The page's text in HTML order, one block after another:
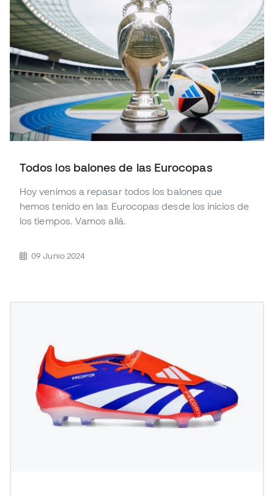
Todos los balones de las Eurocopas
Hoy venimos a repasar todos los balones que
hemos tenido en las Eurocopas desde los inicios de
los tiempos. Vamos allá.
09 Junio 2024